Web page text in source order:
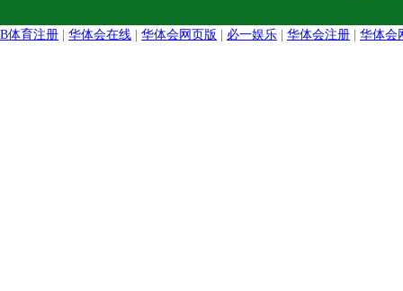
B体育注册 华体会在线 华体会网页版 必一娱乐 华体会注册 华体会